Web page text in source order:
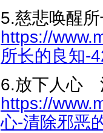
5.慈悲唤醒
https://
所长的良知-
6.放下人心
https://
心-清除邪恶